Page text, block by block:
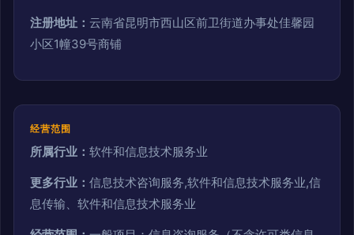
注册地址： 云南省昆明市西山区前卫街道办事处佳馨园
小区1幢39号商铺
经营范围
所属行业： 软件和信息技术服务业
更多行业： 信息技术咨询服务,软件和信息技术服务业,信
息传输、软件和信息技术服务业